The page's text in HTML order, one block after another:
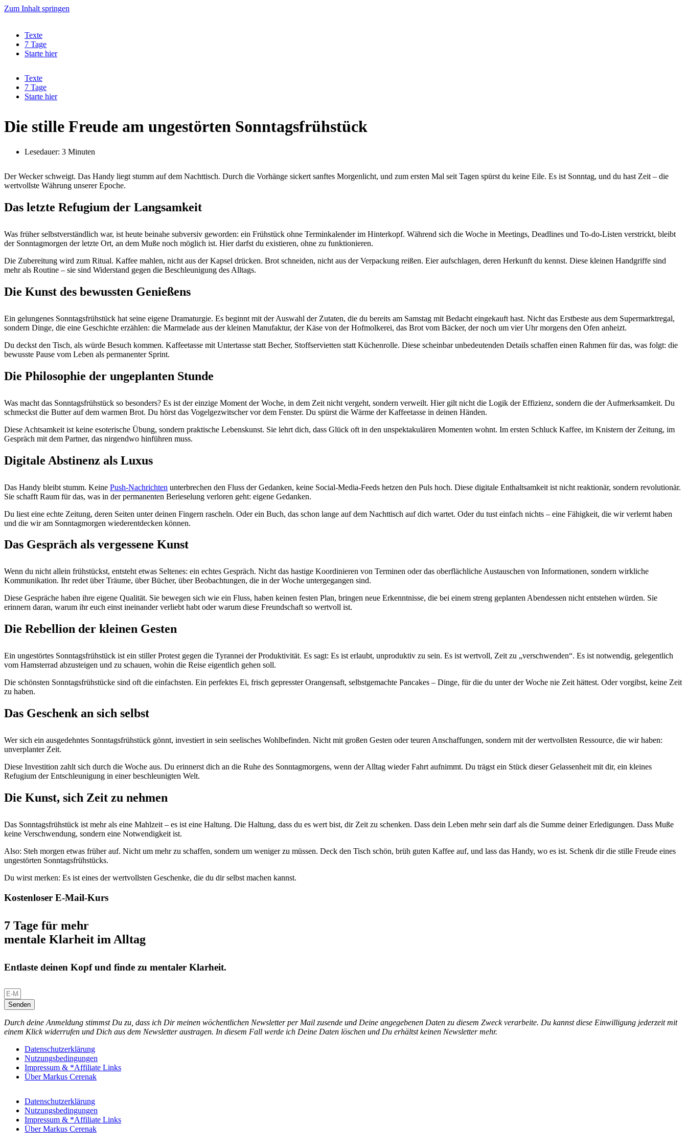
Zum Inhalt springen
Texte
7 Tage
Starte hier
Texte
7 Tage
Starte hier
Die stille Freude am ungestörten Sonntagsfrühstück
Lesedauer: 3 Minuten
Der Wecker schweigt. Das Handy liegt stumm auf dem Nachttisch. Durch die Vorhänge sickert sanftes Morgenlicht, und zum ersten Mal seit Tagen spürst du keine Eile. Es ist Sonntag, und du hast Zeit – die
wertvollste Währung unserer Epoche.
Das letzte Refugium der Langsamkeit
Was früher selbstverständlich war, ist heute beinahe subversiv geworden: ein Frühstück ohne Terminkalender im Hinterkopf. Während sich die Woche in Meetings, Deadlines und To-do-Listen verstrickt, bleibt
der Sonntagmorgen der letzte Ort, an dem Muße noch möglich ist. Hier darfst du existieren, ohne zu funktionieren.
Die Zubereitung wird zum Ritual. Kaffee mahlen, nicht aus der Kapsel drücken. Brot schneiden, nicht aus der Verpackung reißen. Eier aufschlagen, deren Herkunft du kennst. Diese kleinen Handgriffe sind
mehr als Routine – sie sind Widerstand gegen die Beschleunigung des Alltags.
Die Kunst des bewussten Genießens
Ein gelungenes Sonntagsfrühstück hat seine eigene Dramaturgie. Es beginnt mit der Auswahl der Zutaten, die du bereits am Samstag mit Bedacht eingekauft hast. Nicht das Erstbeste aus dem Supermarktregal,
sondern Dinge, die eine Geschichte erzählen: die Marmelade aus der kleinen Manufaktur, der Käse von der Hofmolkerei, das Brot vom Bäcker, der noch um vier Uhr morgens den Ofen anheizt.
Du deckst den Tisch, als würde Besuch kommen. Kaffeetasse mit Untertasse statt Becher, Stoffservietten statt Küchenrolle. Diese scheinbar unbedeutenden Details schaffen einen Rahmen für das, was folgt: die
bewusste Pause vom Leben als permanenter Sprint.
Die Philosophie der ungeplanten Stunde
Was macht das Sonntagsfrühstück so besonders? Es ist der einzige Moment der Woche, in dem Zeit nicht vergeht, sondern verweilt. Hier gilt nicht die Logik der Effizienz, sondern die der Aufmerksamkeit. Du
schmeckst die Butter auf dem warmen Brot. Du hörst das Vogelgezwitscher vor dem Fenster. Du spürst die Wärme der Kaffeetasse in deinen Händen.
Diese Achtsamkeit ist keine esoterische Übung, sondern praktische Lebenskunst. Sie lehrt dich, dass Glück oft in den unspektakulären Momenten wohnt. Im ersten Schluck Kaffee, im Knistern der Zeitung, im
Gespräch mit dem Partner, das nirgendwo hinführen muss.
Digitale Abstinenz als Luxus
Das Handy bleibt stumm. Keine Push-Nachrichten unterbrechen den Fluss der Gedanken, keine Social-Media-Feeds hetzen den Puls hoch. Diese digitale Enthaltsamkeit ist nicht reaktionär, sondern revolutionär.
Sie schafft Raum für das, was in der permanenten Berieselung verloren geht: eigene Gedanken.
Du liest eine echte Zeitung, deren Seiten unter deinen Fingern rascheln. Oder ein Buch, das schon lange auf dem Nachttisch auf dich wartet. Oder du tust einfach nichts – eine Fähigkeit, die wir verlernt haben
und die wir am Sonntagmorgen wiederentdecken können.
Das Gespräch als vergessene Kunst
Wenn du nicht allein frühstückst, entsteht etwas Seltenes: ein echtes Gespräch. Nicht das hastige Koordinieren von Terminen oder das oberflächliche Austauschen von Informationen, sondern wirkliche
Kommunikation. Ihr redet über Träume, über Bücher, über Beobachtungen, die in der Woche untergegangen sind.
Diese Gespräche haben ihre eigene Qualität. Sie bewegen sich wie ein Fluss, haben keinen festen Plan, bringen neue Erkenntnisse, die bei einem streng geplanten Abendessen nicht entstehen würden. Sie
erinnern daran, warum ihr euch einst ineinander verliebt habt oder warum diese Freundschaft so wertvoll ist.
Die Rebellion der kleinen Gesten
Ein ungestörtes Sonntagsfrühstück ist ein stiller Protest gegen die Tyrannei der Produktivität. Es sagt: Es ist erlaubt, unproduktiv zu sein. Es ist wertvoll, Zeit zu „verschwenden“. Es ist notwendig, gelegentlich
vom Hamsterrad abzusteigen und zu schauen, wohin die Reise eigentlich gehen soll.
Die schönsten Sonntagsfrühstücke sind oft die einfachsten. Ein perfektes Ei, frisch gepresster Orangensaft, selbstgemachte Pancakes – Dinge, für die du unter der Woche nie Zeit hättest. Oder vorgibst, keine Zeit
zu haben.
Das Geschenk an sich selbst
Wer sich ein ausgedehntes Sonntagsfrühstück gönnt, investiert in sein seelisches Wohlbefinden. Nicht mit großen Gesten oder teuren Anschaffungen, sondern mit der wertvollsten Ressource, die wir haben:
unverplanter Zeit.
Diese Investition zahlt sich durch die Woche aus. Du erinnerst dich an die Ruhe des Sonntagmorgens, wenn der Alltag wieder Fahrt aufnimmt. Du trägst ein Stück dieser Gelassenheit mit dir, ein kleines
Refugium der Entschleunigung in einer beschleunigten Welt.
Die Kunst, sich Zeit zu nehmen
Das Sonntagsfrühstück ist mehr als eine Mahlzeit – es ist eine Haltung. Die Haltung, dass du es wert bist, dir Zeit zu schenken. Dass dein Leben mehr sein darf als die Summe deiner Erledigungen. Dass Muße
keine Verschwendung, sondern eine Notwendigkeit ist.
Also: Steh morgen etwas früher auf. Nicht um mehr zu schaffen, sondern um weniger zu müssen. Deck den Tisch schön, brüh guten Kaffee auf, und lass das Handy, wo es ist. Schenk dir die stille Freude eines
ungestörten Sonntagsfrühstücks.
Du wirst merken: Es ist eines der wertvollsten Geschenke, die du dir selbst machen kannst.
Kostenloser E-Mail-Kurs
7 Tage für mehr
mentale Klarheit im Alltag
Entlaste deinen Kopf und finde zu mentaler Klarheit.
Senden
Durch deine Anmeldung stimmst Du zu, dass ich Dir meinen wöchentlichen Newsletter per Mail zusende und Deine angegebenen Daten zu diesem Zweck verarbeite. Du kannst diese Einwilligung jederzeit mit
einem Klick widerrufen und Dich aus dem Newsletter austragen. In diesem Fall werde ich Deine Daten löschen und Du erhältst keinen Newsletter mehr.
Datenschutzerklärung
Nutzungsbedingungen
Impressum & *Affiliate Links
Über Markus Cerenak
Datenschutzerklärung
Nutzungsbedingungen
Impressum & *Affiliate Links
Über Markus Cerenak